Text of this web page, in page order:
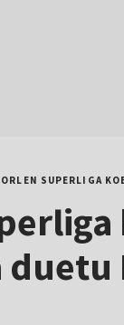
ORLEN SUPERLIGA